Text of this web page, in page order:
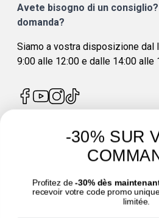
Avete bisogno di un
domanda?
Siamo a vostra disposizione dal
9:00 alle 12:00 e dalle 14:00 alle
4.7/5
-30% SUR
Profitez de -30% dès
recevoir votre code promo
limitée.